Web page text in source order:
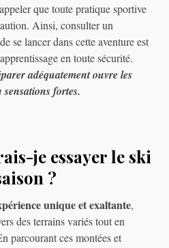
que toute pratique sportive
Ainsi, consulter un
se lancer dans cette aventure est
en toute sécurité.
adéquatement ouvre les
fortes.
je essayer le ski
?
unique et exaltante,
des terrains variés tout en
parcourant ces montées et